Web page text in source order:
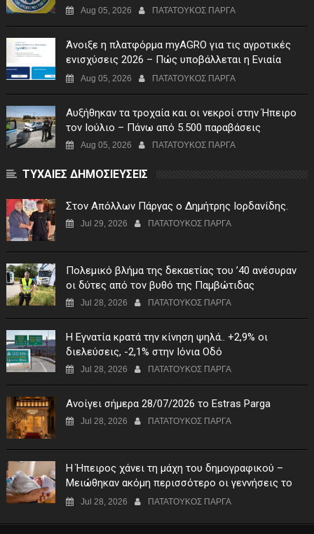
Aug 05, 2026 ΠΑΤΑΤΟΥΚΟΣ ΠΑΡΓΑ
Άνοιξε η πλατφόρμα myAGRO για τις αγροτικές
ενισχύσεις 2026 – Πώς υποβάλλεται η Ενιαία
Αίτηση Ενίσχυσης
Aug 05, 2026 ΠΑΤΑΤΟΥΚΟΣ ΠΑΡΓΑ
Αυξήθηκαν τα τροχαία και οι νεκροί στην Ήπειρο
τον Ιούλιο – Πάνω από 5.500 παραβάσεις
Aug 05, 2026 ΠΑΤΑΤΟΥΚΟΣ ΠΑΡΓΑ
ΤΥΧΑΙΕΣ ΔΗΜΟΣΙΕΥΣΕΙΣ
Στον Απόλλων Πάργας ο Δημήτρης Ιορδανίδης.
Jul 29, 2026 ΠΑΤΑΤΟΥΚΟΣ ΠΑΡΓΑ
Πολεμικό βλήμα της δεκαετίας του ’40 ανέσυραν
οι δύτες από τον βυθό της Παμβώτιδας
Jul 28, 2026 ΠΑΤΑΤΟΥΚΟΣ ΠΑΡΓΑ
Η Εγνατία κρατά την κίνηση ψηλά.. +2,9% οι
διελεύσεις, -2,1% στην Ιόνια Οδό
Jul 28, 2026 ΠΑΤΑΤΟΥΚΟΣ ΠΑΡΓΑ
Ανοίγει σήμερα 28/07/2026 το Estras Parga
Jul 28, 2026 ΠΑΤΑΤΟΥΚΟΣ ΠΑΡΓΑ
Η Ήπειρος χάνει τη μάχη του δημογραφικού –
Μειώθηκαν ακόμη περισσότερο οι γεννήσεις το
πρώτο τρίμηνο του 2026
Jul 28, 2026 ΠΑΤΑΤΟΥΚΟΣ ΠΑΡΓΑ